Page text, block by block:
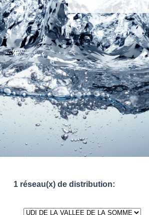
1 réseau(x) de distribution: